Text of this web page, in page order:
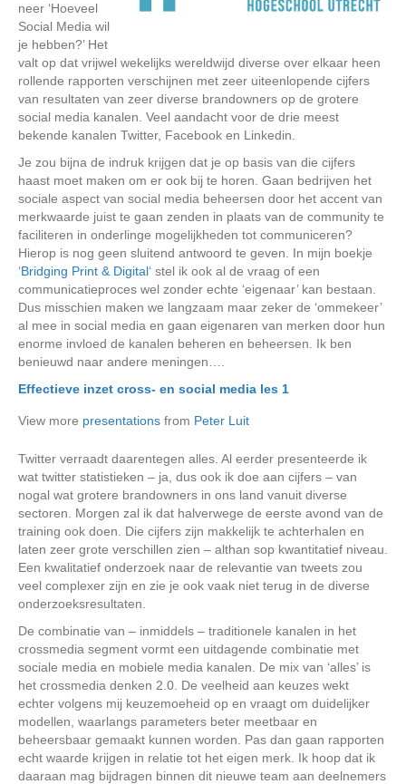
neer ‘Hoeveel
Social Media wil
je hebben?’ Het
valt op dat vrijwel wekelijks wereldwijd diverse over elkaar heen
rollende rapporten verschijnen met zeer uiteenlopende cijfers
van resultaten van zeer diverse brandowners op de grotere
social media kanalen. Veel aandacht voor de drie meest
bekende kanalen Twitter, Facebook en Linkedin.
Je zou bijna de indruk krijgen dat je op basis van die cijfers
haast moet maken om er ook bij te horen. Gaan bedrijven het
sociale aspect van social media beheersen door het accent van
merkwaarde juist te gaan zenden in plaats van de community te
faciliteren in onderlinge mogelijkheden tot communiceren?
Hierop is nog geen sluitend antwoord te geven. In mijn boekje
‘Bridging Print & Digital‘ stel ik ook al de vraag of een
communicatieproces wel zonder echte ‘eigenaar’ kan bestaan.
Dus misschien maken we langzaam maar zeker de ‘ommekeer’
al mee in social media en gaan eigenaren van merken door hun
enorme invloed de kanalen beheren en beheersen. Ik ben
benieuwd naar andere meningen….
Effectieve inzet cross- en social media les 1
View more presentations from Peter Luit
Twitter verraadt daarentegen alles. Al eerder presenteerde ik
wat twitter statistieken – ja, dus ook ik doe aan cijfers – van
nogal wat grotere brandowners in ons land vanuit diverse
sectoren. Morgen zal ik dat halverwege de eerste avond van de
training ook doen. Die cijfers zijn makkelijk te achterhalen en
laten zeer grote verschillen zien – althan sop kwantitatief niveau.
Een kwalitatief onderzoek naar de relevantie van tweets zou
veel complexer zijn en zie je ook vaak niet terug in de diverse
onderzoeksresultaten.
De combinatie van – inmiddels – traditionele kanalen in het
crossmedia segment vormt een uitdagende combinatie met
sociale media en mobiele media kanalen. De mix van ‘alles’ is
het crossmedia denken 2.0. De veelheid aan keuzes wekt
echter volgens mij keuzemoeheid op en vraagt om duidelijker
modellen, waarlangs parameters beter meetbaar en
beheersbaar gemaakt kunnen worden. Pas dan gaan rapporten
echt waarde krijgen in relatie tot het eigen merk. Ik hoop dat ik
daaraan mag bijdragen binnen dit nieuwe team aan deelnemers